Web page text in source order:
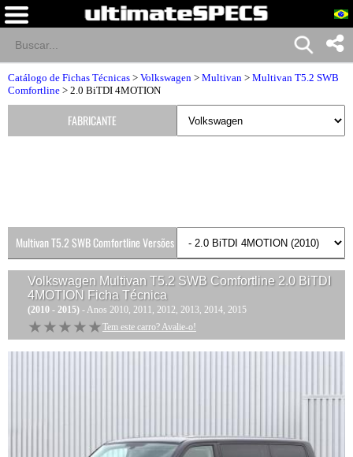
Catálogo de Fichas Técnicas > Volkswagen > Multivan > Multivan T5.2 SWB
Comfortline > 2.0 BiTDI 4MOTION
Volkswagen Multivan T5.2 SWB Comfortline 2.0 BiTDI
4MOTION Ficha Técnica
(2010 - 2015) - Anos 2010, 2011, 2012, 2013, 2014, 2015
★★★★★
★★★★★ Tem este carro? Avalie-o!
FABRICANTE
Multivan T5.2 SWB Comfortline Versões